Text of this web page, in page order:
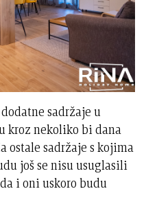
sadržaje u
kroz nekoliko bi dana
ostale sadržaje s kojima
još se nisu usuglasili
i oni uskoro budu